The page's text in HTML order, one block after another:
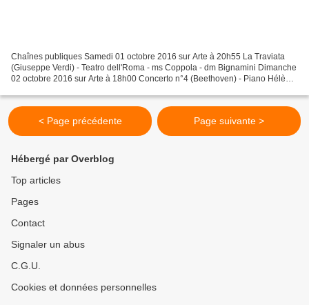
Chaînes publiques Samedi 01 octobre 2016 sur Arte à 20h55 La Traviata
(Giuseppe Verdi) - Teatro dell'Roma - ms Coppola - dm Bignamini Dimanche
02 octobre 2016 sur Arte à 18h00 Concerto n°4 (Beethoven) - Piano Hélène
< Page précédente Page suivante >
Hébergé par Overblog
Top articles
Pages
Contact
Signaler un abus
C.G.U.
Cookies et données personnelles